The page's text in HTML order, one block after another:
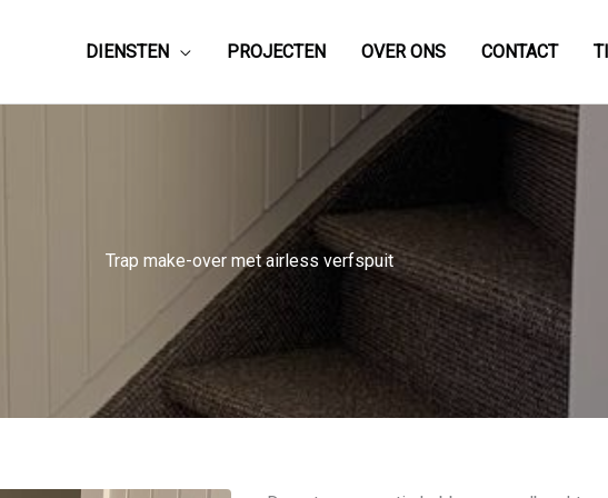
DIENSTEN PROJECTEN OVER ONS CONTACT
Trap make-over met airless verfspuit